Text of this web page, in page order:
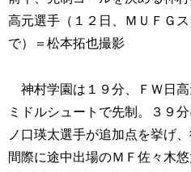
高元選手（１２日、ＭＵＦＧ
で）＝松本拓也撮影
神村学園は１９分、ＦＷ日
ミドルシュートで先制。３９
ノ口瑛太選手が追加点を挙げ
間際に途中出場のＭＦ佐々木